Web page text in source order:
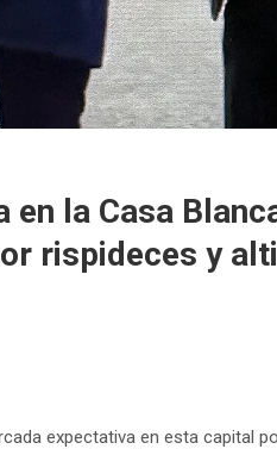
en la Casa
rispideces y
expectativa en esta capital